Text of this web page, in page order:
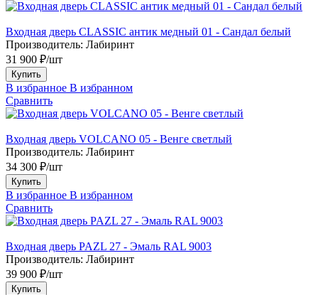
Входная дверь CLASSIC антик медный 01 - Сандал белый
Производитель: Лабиринт
31 900 ₽/шт
Купить
В избранное В избранном
Сравнить
Входная дверь VOLCANO 05 - Венге светлый
Производитель: Лабиринт
34 300 ₽/шт
Купить
В избранное В избранном
Сравнить
Входная дверь PAZL 27 - Эмаль RAL 9003
Производитель: Лабиринт
39 900 ₽/шт
Купить